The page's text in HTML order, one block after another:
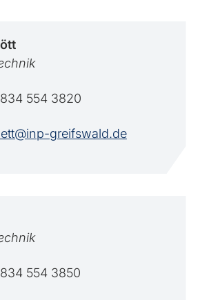
554 3820
greifswald.de
554 3850